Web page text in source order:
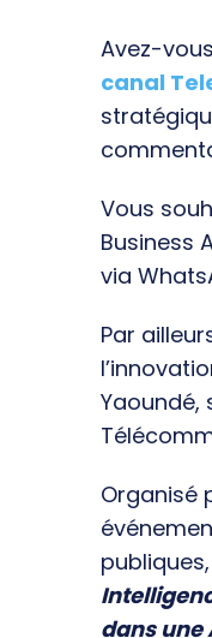
Avez-
canal
Vous
Business
via
Par
Yaoundé,
Organisé
dans une